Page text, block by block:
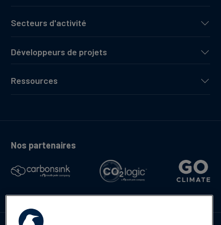
Secteurs d'activité
Développeurs de projets
Ressources
Nos partenaires